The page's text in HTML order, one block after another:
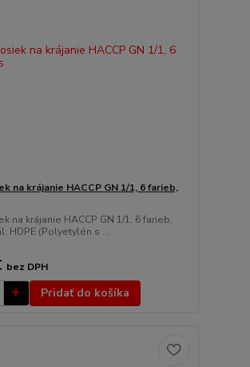
na krájanie HACCP GN 1/1, 6 farieb,
na krájanie HACCP GN 1/1, 6 farieb,
HDPE (Polyetylén s ...
bez DPH
Pridať do košíka